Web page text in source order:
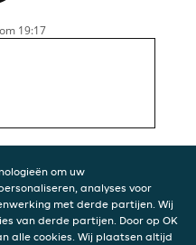
19:17
om uw
analyses voor
met derde partijen. Wij
van derde partijen. Door op OK
alle cookies. Wij plaatsen altijd